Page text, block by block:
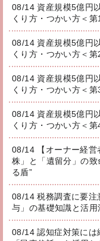
08/14 資産規模5億円
くり方・つかい方＜第
08/14 資産規模5億円
くり方・つかい方＜
08/14 資産規模5億円
くり方・つかい方＜
08/14 資産規模5億円
くり方・つかい方＜
08/14 【オーナー経営
株」と「遺留分」の
る盾”
08/14 税務調査に要注
与」の基礎知識と活用
08/14 認知症対策には